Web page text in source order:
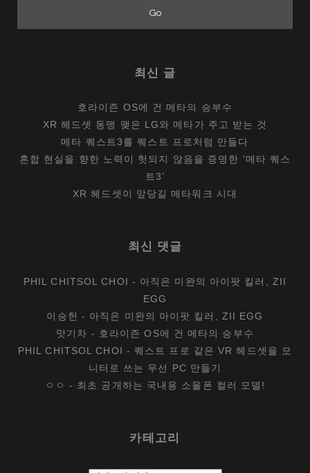
최신 글
호라이즌 OS에 건 메타의 승부수
XR 헤드셋 동맹 맺은 LG와 메타가 주고 받는 것
메타 퀘스트3를 퀘스트 프로처럼 만들다
혼합 현실을 향한 노력이 헛되지 않음을 증명한 ‘메타 퀘스
트3’
XR 헤드셋이 앞당길 메타워크 시대
최신 댓글
PHIL CHITSOL CHOI - 아직은 미완의 아이팟 킬러, ZII
EGG
이승헌 - 아직은 미완의 아이팟 킬러, ZII EGG
맛기차 - 호라이즌 OS에 건 메타의 승부수
PHIL CHITSOL CHOI -퀘스트 프로 같은 VR 헤드셋을 모
니터로 쓰는 무선 PC 만들기
ㅇㅇ - 최초 공개하는 국내용 소울폰 컬러 모델!
카테고리